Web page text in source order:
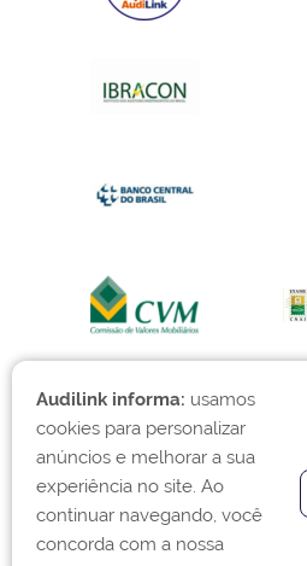
Audilink informa: usamos
cookies para personalizar
anúncios e melhorar a sua
experiência no site. Ao
continuar navegando, você
concorda com a nossa